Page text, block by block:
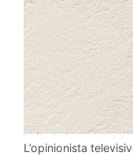
L’opinionista